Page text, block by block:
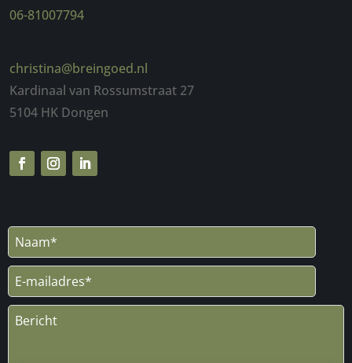
06-81007794
christina@breingoed.nl
Kardinaal van Rossumstraat 27
5104 HK Dongen